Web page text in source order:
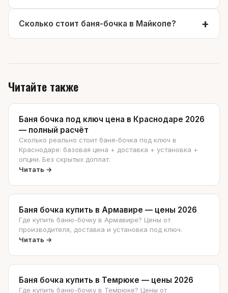
Сколько стоит баня-бочка в Майкопе?
Читайте также
Баня бочка под ключ цена в Краснодаре 2026
— полный расчёт
Сколько реально стоит баня-бочка под ключ в
Краснодаре: базовая цена + доставка + установка +
опции. Без скрытых доплат.
Читать →
Баня бочка купить в Армавире — цены 2026
Где купить баню-бочку в Армавире? Цены от
производителя, доставка и установка под ключ.
Читать →
Баня бочка купить в Темрюке — цены 2026
Где купить баню-бочку в Темрюке? Цены от